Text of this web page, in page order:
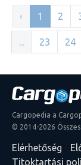
‹ 1 2
... 23 24
Cargopedia a
© 2014-2026
Elérhetőség
Titoktartási